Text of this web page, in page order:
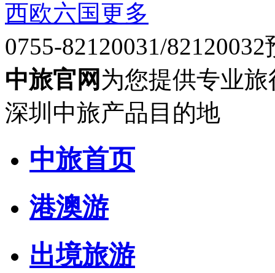
西欧六国更多
0755-82120031/82120032
中旅官网 为您提供专业
深圳中旅产品目的地
中旅首页
港澳游
出境旅游